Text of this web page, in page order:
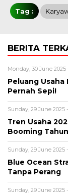
Tag :
BERITA
Monday, 30 June 2025
Peluang Usaha
Pernah Sepi!
Sunday, 29 June 2025
Tren Usaha
Booming
Sunday, 29 June 2025
Blue Ocean
Tanpa Perang
Sunday, 29 June 2025